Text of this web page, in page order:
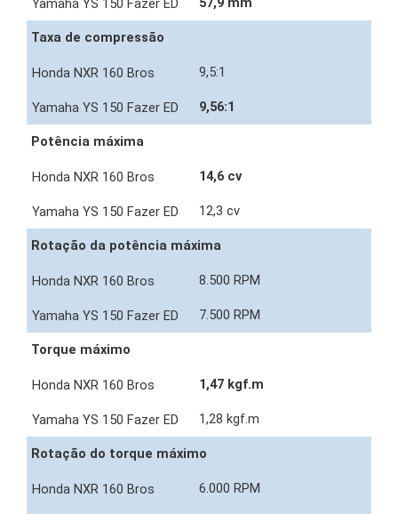
Taxa de compressão
9,5:1
9,56:1
Potência máxima
14,6 cv
12,3 cv
Rotação da potência máxima
8.500 RPM
7.500 RPM
Torque máximo
1,47 kgf.m
1,28 kgf.m
Rotação do torque máximo
6.000 RPM